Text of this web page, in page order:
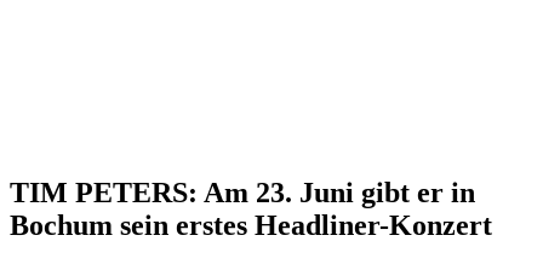
TIM PETERS: Am 23. Juni gibt er in
Bochum sein erstes Headliner-Konzert